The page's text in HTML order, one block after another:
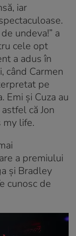
iar
undeva!” a
cele opt
a adus în
când Carmen
pe
. Emi și Cuza au
că Jon
my life.
a premiului
și Bradley
cunosc de